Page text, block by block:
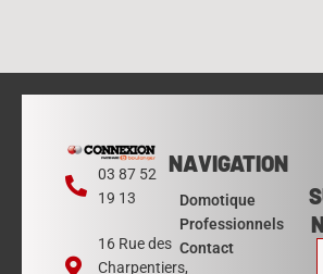
03 87 52
19 13
16 Rue des
Charpentiers,
NAVIGATION
Domotique
Professionnels
Contact